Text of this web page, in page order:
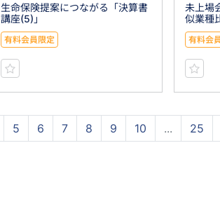
生命保険提案につながる「決算書
講座(5)」
有料会員限定
未上場
似業種
有料会
5 6 7 8 9 10 ... 25